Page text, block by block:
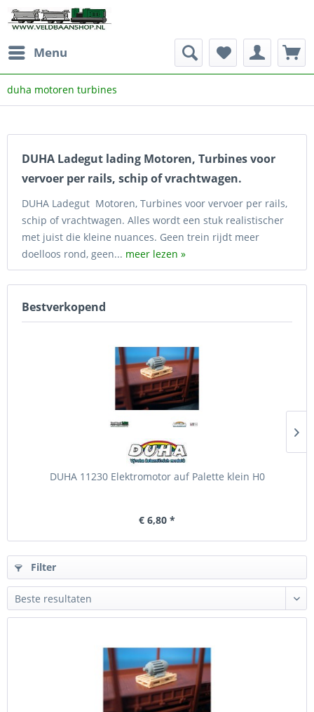
Menu
duha motoren turbines
DUHA Ladegut lading Motoren, Turbines voor
vervoer per rails, schip of vrachtwagen.
DUHA Ladegut Motoren, Turbines voor vervoer per rails,
schip of vrachtwagen. Alles wordt een stuk realistischer
met juist die kleine nuances. Geen trein rijdt meer
doelloos rond, geen... meer lezen »
Bestverkopend
DUHA 11230 Elektromotor auf Palette klein H0
€ 6,80 *
Filter